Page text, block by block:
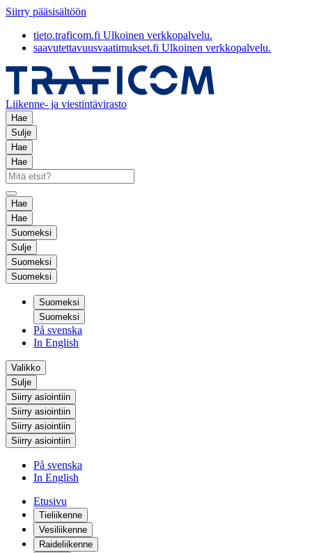
Siirry pääsisältöön
tieto.traficom.fi Ulkoinen verkkopalvelu.
saavutettavuusvaatimukset.fi Ulkoinen verkkopalvelu.
Liikenne- ja viestintävirasto
Hae
Sulje
Hae
Hae
Hae
Hae
Suomeksi
Sulje
Suomeksi
Suomeksi
Suomeksi
Suomeksi
På svenska
In English
Valikko
Sulje
Siirry asiointiin
Siirry asiointiin
Siirry asiointiin
Siirry asiointiin
På svenska
In English
Etusivu
Tieliikenne
Vesiliikenne
Raideliikenne